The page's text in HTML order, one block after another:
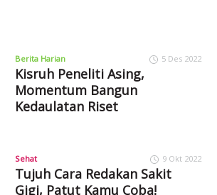
Berita Harian 5 Des 2022
Kisruh Peneliti Asing,
Momentum Bangun
Kedaulatan Riset
Sehat 9 Okt 2022
Tujuh Cara Redakan Sakit
Gigi, Patut Kamu Coba!